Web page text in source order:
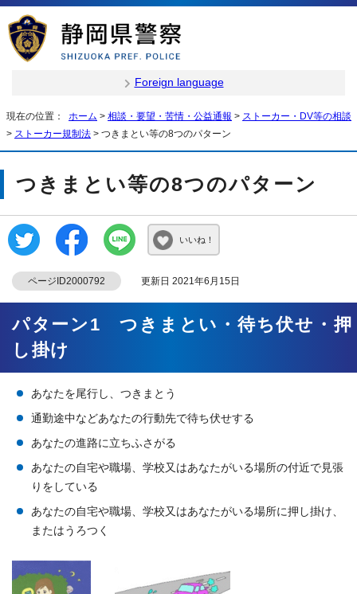
Foreign language
現在の位置： ホーム > 相談・要望・苦情・公益通報 > ストーカー・DV等の相談
> ストーカー規制法 > つきまとい等の8つのパターン
つきまとい等の8つのパターン
いいね！
ページID2000792 更新日 2021年6月15日
パターン1 つきまとい・待ち伏せ・押
し掛け
あなたを尾行し、つきまとう
通勤途中などあなたの行動先で待ち伏せする
あなたの進路に立ちふさがる
あなたの自宅や職場、学校又はあなたがいる場所の付近で見張
りをしている
あなたの自宅や職場、学校又はあなたがいる場所に押し掛け、
またはうろつく